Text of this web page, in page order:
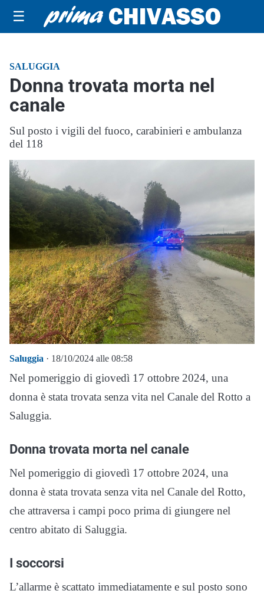
☰
SALUGGIA
Donna trovata morta nel
canale
Sul posto i vigili del fuoco, carabinieri e ambulanza
del 118
Saluggia · 18/10/2024 alle 08:58
Nel pomeriggio di giovedì 17 ottobre 2024, una
donna è stata trovata senza vita nel Canale del Rotto a
Saluggia.
Donna trovata morta nel canale
Nel pomeriggio di giovedì 17 ottobre 2024, una
donna è stata trovata senza vita nel Canale del Rotto,
che attraversa i campi poco prima di giungere nel
centro abitato di Saluggia.
I soccorsi
L’allarme è scattato immediatamente e sul posto sono